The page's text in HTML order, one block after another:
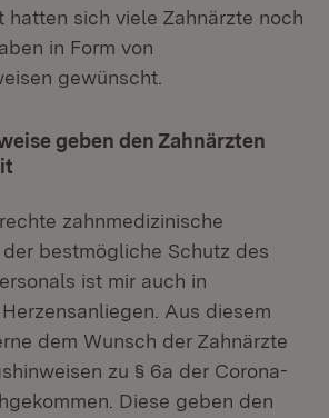
hatten sich viele Zahnärzte noch
in Form von
gewünscht.
geben den Zahnärzten
zahnmedizinische
bestmögliche Schutz des
ist mir auch in
Aus diesem
dem Wunsch der Zahnärzte
zu § 6a der Corona-
Diese geben den